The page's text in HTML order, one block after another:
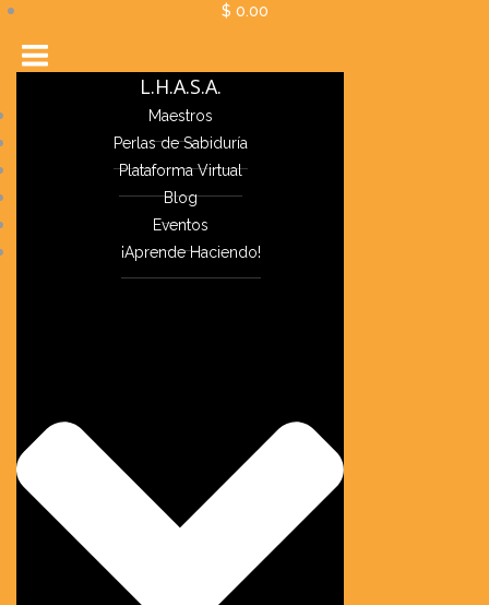
$ 0.00
L.H.A.S.A.
Maestros
Perlas de Sabiduría
Plataforma Virtual
Blog
Eventos
¡Aprende Haciendo!